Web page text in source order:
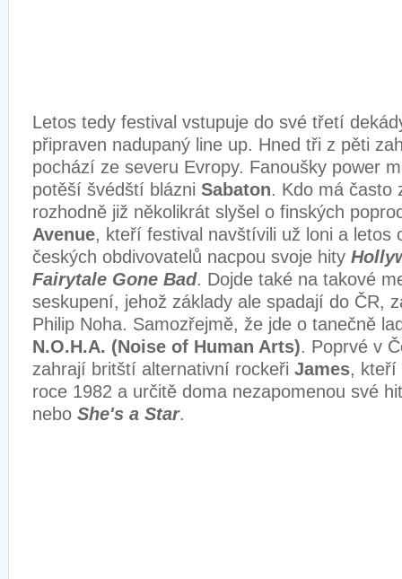
Letos tedy festival vstupuje do své třetí
připraven nadupaný line up. Hned tři z pěti
pochází ze severu Evropy. Fanoušky power
potěší švédští blázni Sabaton. Kdo má často
rozhodně již několikrát slyšel o finských
Avenue, kteří festival navštívili už loni a letos
českých obdivovatelů nacpou svoje hity
Fairytale Gone Bad. Dojde také na takové
seskupení, jehož základy ale spadají do ČR,
Philip Noha. Samozřejmě, že jde o tanečně
N.O.H.A. (Noise of Human Arts). Poprvé v
zahrají britští alternativní rockeři James, kteří
roce 1982 a určitě doma nezapomenou své
nebo She's a Star.